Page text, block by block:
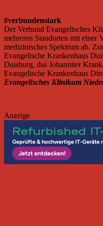
#verbundenstark
Der Verbund Evangelisches
mehreren Standorten mit einer
medizinisches Spektrum ab.
Evangelische Krankenhaus
Duisburg, das Johanniter
Evangelische Krankenhaus
Evangelisches Klinikum
Anzeige